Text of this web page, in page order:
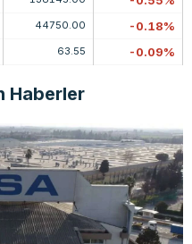
44750.00 -0.18%
63.55 -0.09%
Haberler